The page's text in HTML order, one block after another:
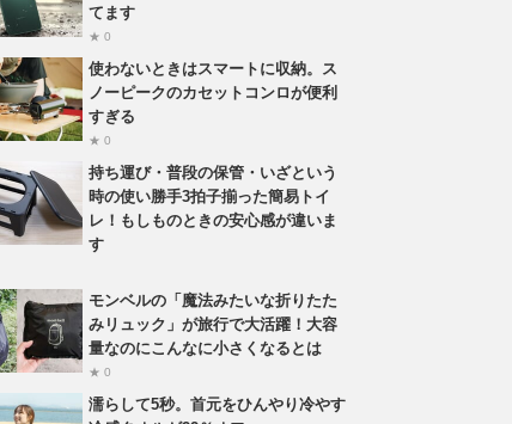
てます
★ 0
使わないときはスマートに収納。ス
ノーピークのカセットコンロが便利
すぎる
★ 0
持ち運び・普段の保管・いざという
時の使い勝手3拍子揃った簡易トイ
レ！もしものときの安心感が違いま
す
モンベルの「魔法みたいな折りたた
みリュック」が旅行で大活躍！大容
量なのにこんなに小さくなるとは
★ 0
濡らして5秒。首元をひんやり冷やす